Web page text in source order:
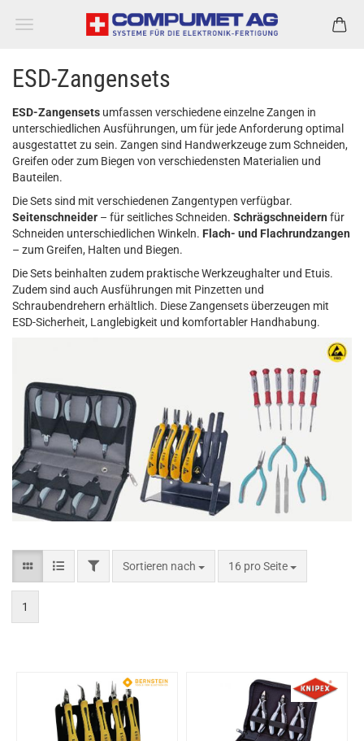
ESD-Zangensets
ESD-Zangensets umfassen verschiedene einzelne Zangen in
unterschiedlichen Ausführungen, um für jede Anforderung optimal
ausgestattet zu sein. Zangen sind Handwerkzeuge zum Schneiden,
Greifen oder zum Biegen von verschiedensten Materialien und
Bauteilen.
Die Sets sind mit verschiedenen Zangentypen verfügbar.
Seitenschneider – für seitliches Schneiden. Schrägschneidern für
Schneiden unterschiedlichen Winkeln. Flach- und Flachrundzangen
– zum Greifen, Halten und Biegen.
Die Sets beinhalten zudem praktische Werkzeughalter und Etuis.
Zudem sind auch Ausführungen mit Pinzetten und
Schraubendrehern erhältlich. Diese Zangensets überzeugen mit
ESD-Sicherheit, Langlebigkeit und komfortabler Handhabung.
Sortieren nach 16 pro Seite
1